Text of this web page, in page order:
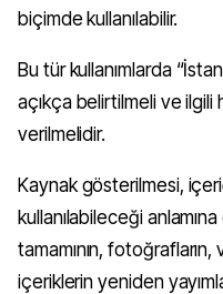
biçimde kullanılabilir.
Bu tür kullanımlarda
açıkça belirtilmeli ve ilgili
verilmelidir.
Kaynak gösterilmesi,
kullanılabileceği
tamamının,
içeriklerin yeniden